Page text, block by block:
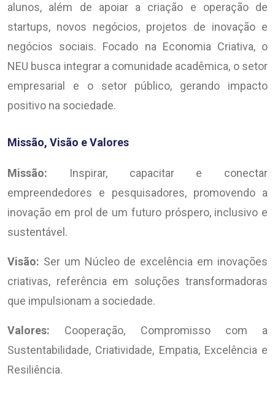
alunos, além de apoiar a criação e operação de
startups, novos negócios, projetos de inovação e
negócios sociais. Focado na Economia Criativa, o
NEU busca integrar a comunidade acadêmica, o setor
empresarial e o setor público, gerando impacto
positivo na sociedade.
Missão, Visão e Valores
Missão: Inspirar, capacitar e conectar
empreendedores e pesquisadores, promovendo a
inovação em prol de um futuro próspero, inclusivo e
sustentável.
Visão: Ser um Núcleo de excelência em inovações
criativas, referência em soluções transformadoras
que impulsionam a sociedade.
Valores: Cooperação, Compromisso com a
Sustentabilidade, Criatividade, Empatia, Excelência e
Resiliência.